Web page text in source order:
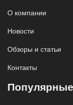
О компании
Новости
Обзоры и статьи
Контакты